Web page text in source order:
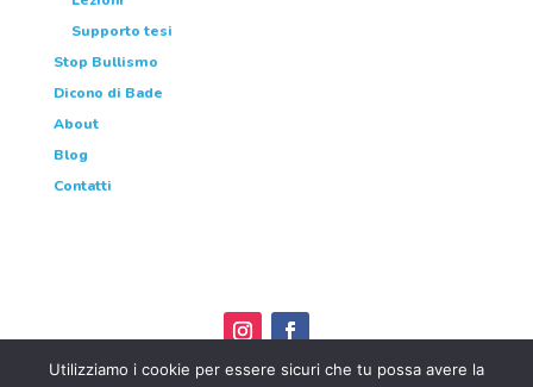
Supporto tesi
Stop Bullismo
Dicono di Bade
About
Blog
Contatti
Utilizziamo i cookie per essere sicuri che tu possa avere la